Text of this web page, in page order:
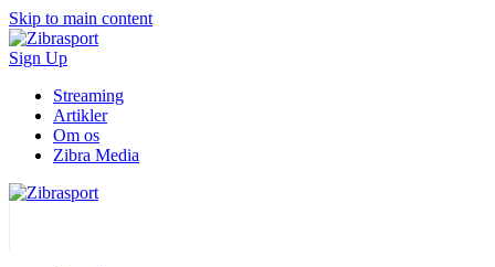
Skip to main content
Sign Up
Streaming
Artikler
Om os
Zibra Media